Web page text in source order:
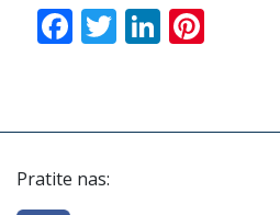
Facebook
TwitterLinkedIn
Pratite nas: